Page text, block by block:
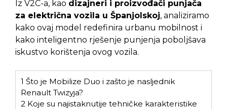
Iz V2C-a, kao dizajneri i proizvođači punjača
za električna vozila u Španjolskoj, analiziramo
kako ovaj model redefinira urbanu mobilnost i
kako inteligentno rješenje punjenja poboljšava
iskustvo korištenja ovog vozila.
1 Što je Mobilize Duo i zašto je nasljednik
Renault Twizyja?
2 Koje su najistaknutije tehničke karakteristike